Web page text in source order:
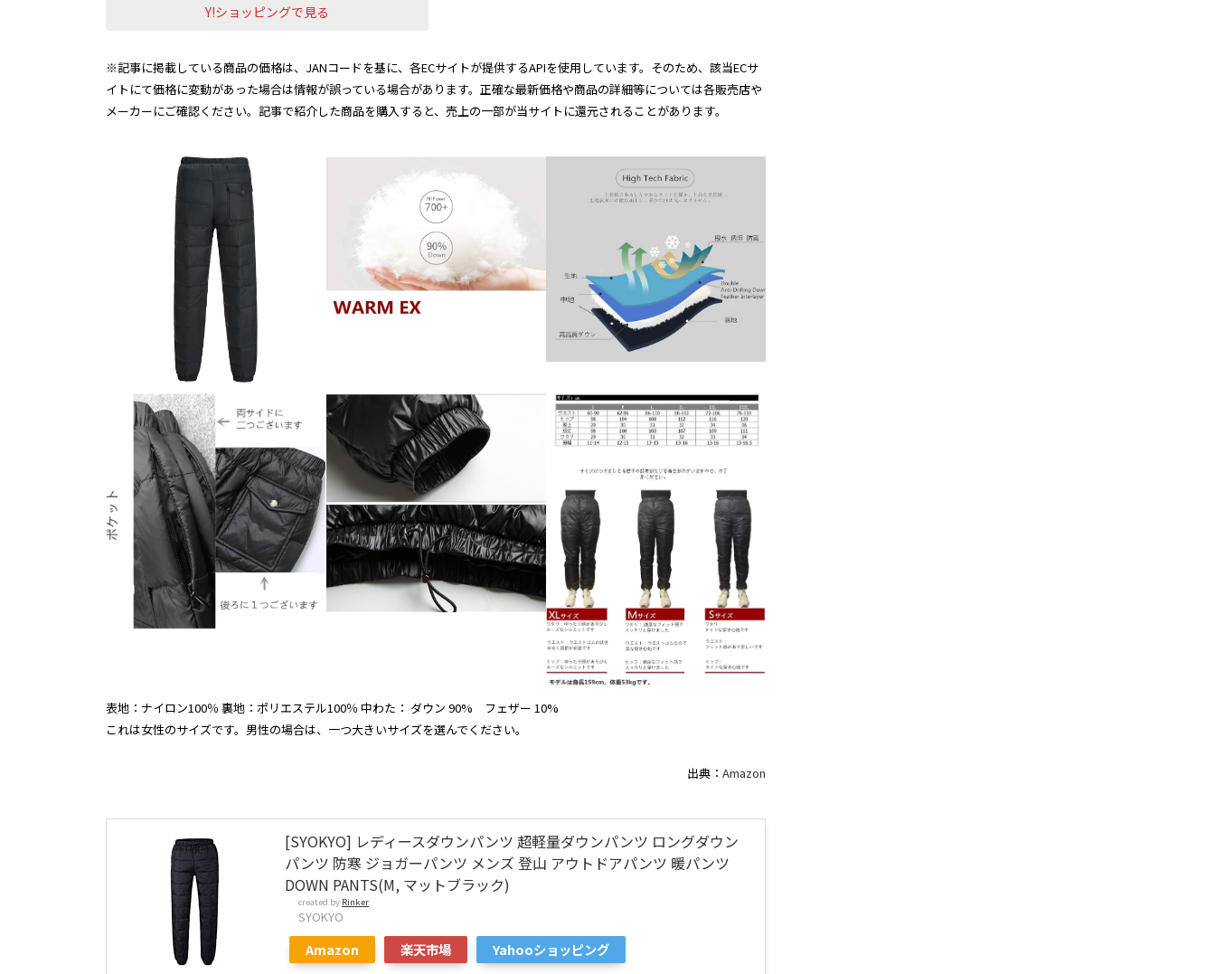
Y!ショッピングで見る
※記事に掲載している商品の価格は、JANコードを基に、各ECサイトが提供するAPIを使用しています。そのため、該当ECサ
イトにて価格に変動があった場合は情報が誤っている場合があります。正確な最新価格や商品の詳細等については各販売店や
メーカーにご確認ください。記事で紹介した商品を購入すると、売上の一部が当サイトに還元されることがあります。
表地：ナイロン100％ 裏地：ポリエステル100％ 中わた： ダウン 90% フェザー 10%
これは女性のサイズです。男性の場合は、一つ大きいサイズを選んでください。
出典： Amazon
[SYOKYO] レディースダウンパンツ 超軽量ダウンパンツ ロングダウン
パンツ 防寒 ジョガーパンツ メンズ 登山 アウトドアパンツ 暖パンツ
DOWN PANTS(M, マットブラック)
created by Rinker
SYOKYO
Amazon 楽天市場 Yahooショッピング